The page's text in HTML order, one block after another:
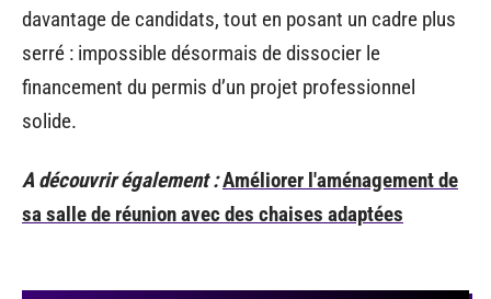
davantage de candidats, tout en posant un cadre plus
serré : impossible désormais de dissocier le
financement du permis d’un projet professionnel
solide.
A découvrir également :Améliorer l'aménagement de
sa salle de réunion avec des chaises adaptées